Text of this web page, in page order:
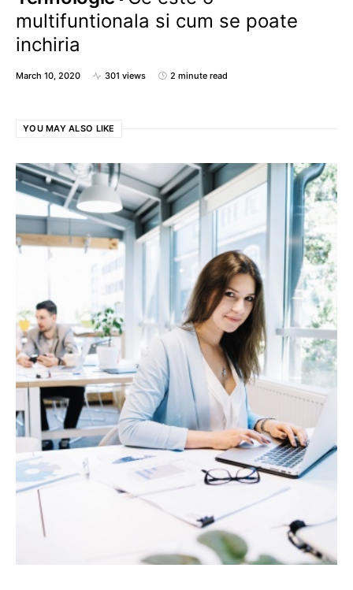
multifuntionala si cum se poate
inchiria
March 10, 2020 301 views 2 minute read
YOU MAY ALSO LIKE